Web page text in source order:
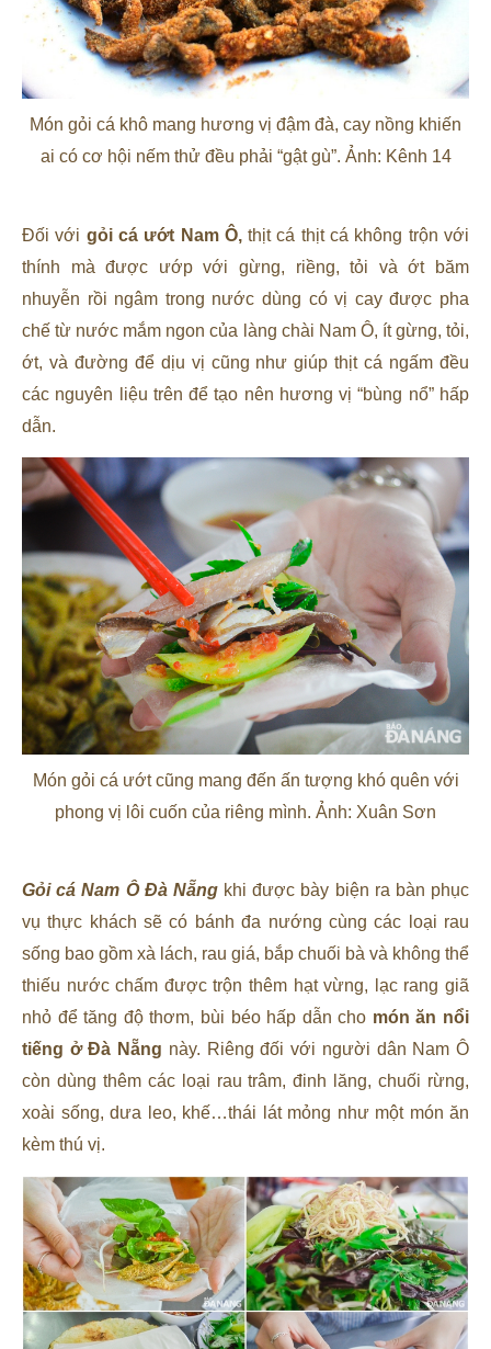
Món gỏi cá khô mang hương vị đậm đà, cay nồng khiến
ai có cơ hội nếm thử đều phải “gật gù”. Ảnh: Kênh 14
Đối với gỏi cá ướt Nam Ô,thịt cá thịt cá không trộn với
thính mà được ướp với gừng, riềng, tỏi và ớt băm
nhuyễn rồi ngâm trong nước dùng có vị cay được pha
chế từ nước mắm ngon của làng chài Nam Ô, ít gừng, tỏi,
ớt, và đường để dịu vị cũng như giúp thịt cá ngấm đều
các nguyên liệu trên để tạo nên hương vị “bùng nổ” hấp
dẫn.
Món gỏi cá ướt cũng mang đến ấn tượng khó quên với
phong vị lôi cuốn của riêng mình. Ảnh: Xuân Sơn
Gỏi cá Nam Ô Đà Nẵngkhi được bày biện ra bàn phục
vụ thực khách sẽ có bánh đa nướng cùng các loại rau
sống bao gồm xà lách, rau giá, bắp chuối bà và không thể
thiếu nước chấm được trộn thêm hạt vừng, lạc rang giã
nhỏ để tăng độ thơm, bùi béo hấp dẫn cho món ăn nổi
tiếng ở Đà Nẵng này. Riêng đối với người dân Nam Ô
còn dùng thêm các loại rau trâm, đinh lăng, chuối rừng,
xoài sống, dưa leo, khế…thái lát mỏng như một món ăn
kèm thú vị.